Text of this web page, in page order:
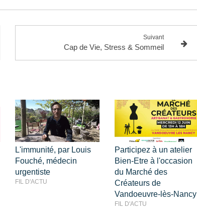
Suivant
Cap de Vie, Stress & Sommeil
L'immunité, par Louis
Fouché, médecin
urgentiste
FIL D'ACTU
Participez à un atelier
Bien-Etre à l'occasion
du Marché des
Créateurs de
Vandoeuvre-lès-Nancy
FIL D'ACTU